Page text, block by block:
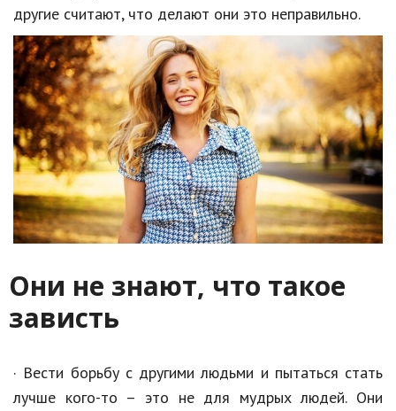
другие считают, что делают они это неправильно.
Они не знают, что такое
зависть
· Вести борьбу с другими людьми и пытаться стать
лучше кого-то – это не для мудрых людей. Они